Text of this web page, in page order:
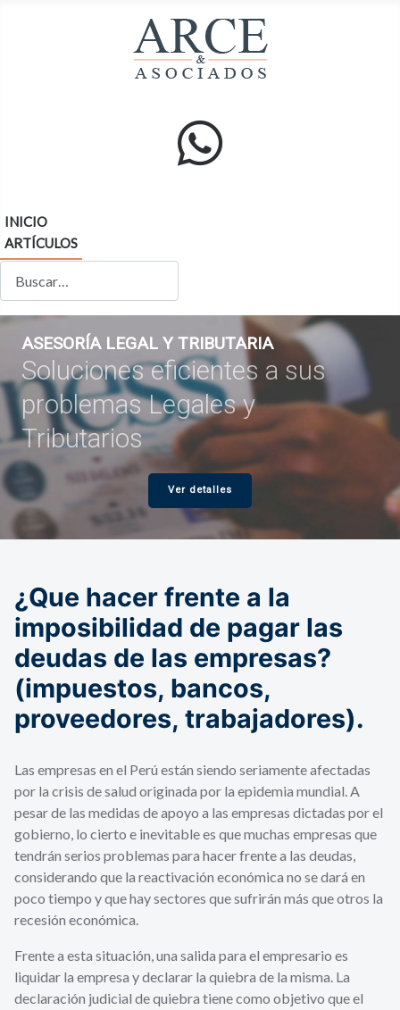
INICIO
ARTÍCULOS
ASESORÍA LEGAL Y TRIBUTARIA
Soluciones eficientes a sus
problemas Legales y
Tributarios
Ver detalles
¿Que hacer frente a la
imposibilidad de pagar las
deudas de las empresas?
(impuestos, bancos,
proveedores, trabajadores).
Las empresas en el Perú están siendo seriamente afectadas
por la crisis de salud originada por la epidemia mundial. A
pesar de las medidas de apoyo a las empresas dictadas por el
gobierno, lo cierto e inevitable es que muchas empresas que
tendrán serios problemas para hacer frente a las deudas,
considerando que la reactivación económica no se dará en
poco tiempo y que hay sectores que sufrirán más que otros la
recesión económica.
Frente a esta situación, una salida para el empresario es
liquidar la empresa y declarar la quiebra de la misma. La
declaración judicial de quiebra tiene como objetivo que el